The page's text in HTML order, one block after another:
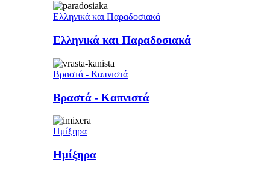
Ελληνικά και Παραδοσιακά
Ελληνικά και Παραδοσιακά
Βραστά - Καπνιστά
Βραστά - Καπνιστά
Ημίξηρα
Ημίξηρα